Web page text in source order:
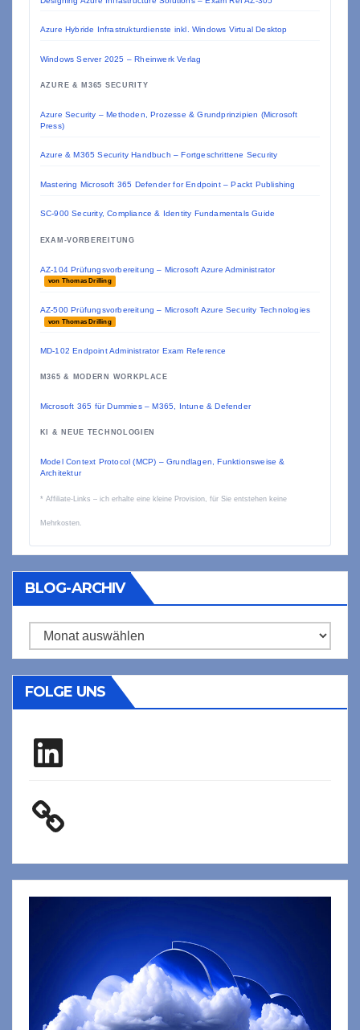
Azure Hybride Infrastrukturdienste inkl. Windows Virtual Desktop
Windows Server 2025 – Rheinwerk Verlag
AZURE & M365 SECURITY
Azure Security – Methoden, Prozesse & Grundprinzipien (Microsoft
Press)
Azure & M365 Security Handbuch – Fortgeschrittene Security
Mastering Microsoft 365 Defender for Endpoint – Packt Publishing
SC-900 Security, Compliance & Identity Fundamentals Guide
EXAM-VORBEREITUNG
AZ-104 Prüfungsvorbereitung – Microsoft Azure Administrator
von Thomas Drilling
AZ-500 Prüfungsvorbereitung – Microsoft Azure Security Technologies
von Thomas Drilling
MD-102 Endpoint Administrator Exam Reference
M365 & MODERN WORKPLACE
Microsoft 365 für Dummies – M365, Intune & Defender
KI & NEUE TECHNOLOGIEN
Model Context Protocol (MCP) – Grundlagen, Funktionsweise &
Architektur
* Affiliate-Links – ich erhalte eine kleine Provision, für Sie entstehen keine
Mehrkosten.
BLOG-ARCHIV
Blog-
Archiv
FOLGE UNS
LinkedIn